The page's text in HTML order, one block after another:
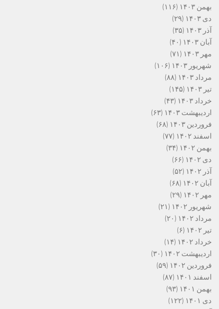
بهمن ۱۴۰۳
(۱۱۶)
دی ۱۴۰۳
(۲۹)
آذر ۱۴۰۳
(۳۵)
آبان ۱۴۰۳
(۴۰)
مهر ۱۴۰۳
(۷۱)
شهریور ۱۴۰۳
(۱۰۶)
مرداد ۱۴۰۳
(۸۸)
تیر ۱۴۰۳
(۱۴۵)
خرداد ۱۴۰۳
(۴۳)
اردیبهشت ۱۴۰۳
(۶۳)
فروردین ۱۴۰۳
(۶۸)
اسفند ۱۴۰۲
(۷۷)
بهمن ۱۴۰۲
(۳۴)
دی ۱۴۰۲
(۶۶)
آذر ۱۴۰۲
(۵۲)
آبان ۱۴۰۲
(۶۸)
مهر ۱۴۰۲
(۲۹)
شهریور ۱۴۰۲
(۲۱)
مرداد ۱۴۰۲
(۲۰)
تیر ۱۴۰۲
(۶)
خرداد ۱۴۰۲
(۱۴)
اردیبهشت ۱۴۰۲
(۳۰)
فروردین ۱۴۰۲
(۵۹)
اسفند ۱۴۰۱
(۸۷)
بهمن ۱۴۰۱
(۹۳)
دی ۱۴۰۱
(۱۲۲)